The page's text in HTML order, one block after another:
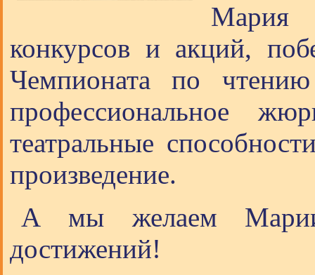
Мария
конкурсов и акций,
Чемпионата по
профессиональное
театральные
произведение.
А мы желаем Марии
достижений!